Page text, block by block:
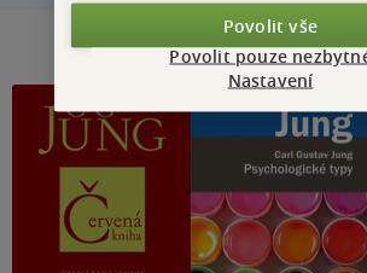
Povolit vše
Povolit pouze
Nastavení